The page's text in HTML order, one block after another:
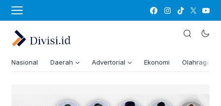
Nasional Daerah Advertorial Ekonomi Olahraga